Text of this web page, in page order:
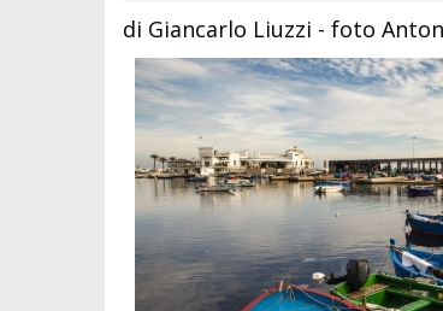
di Giancarlo Liuzzi - foto